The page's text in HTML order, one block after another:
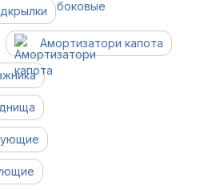
Амортизатори капота